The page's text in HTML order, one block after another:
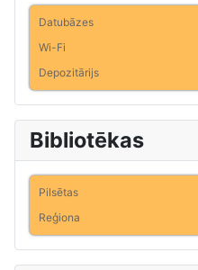
Datubāzes
Wi-Fi
Depozitārijs
Bibliotēkas
Pilsētas
Reģiona